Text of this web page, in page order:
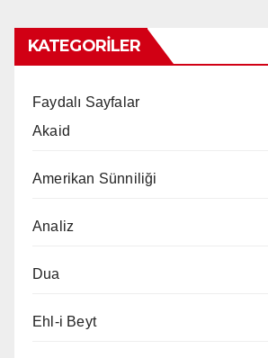
KATEGORILER
Faydalı Sayfalar
Akaid
Amerikan Sünniliği
Analiz
Dua
Ehl-i Beyt